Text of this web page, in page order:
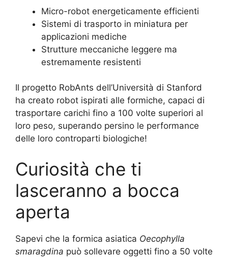
Micro-robot energeticamente efficienti
Sistemi di trasporto in miniatura per
applicazioni mediche
Strutture meccaniche leggere ma
estremamente resistenti
Il progetto RobAnts dell’Università di Stanford
ha creato robot ispirati alle formiche, capaci di
trasportare carichi fino a 100 volte superiori al
loro peso, superando persino le performance
delle loro controparti biologiche!
Curiosità che ti
lasceranno a bocca
aperta
Sapevi che la formica asiatica Oecophylla
smaragdina può sollevare oggetti fino a 50 volte